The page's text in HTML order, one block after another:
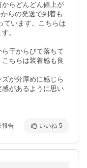
らどんどん値上が
らの発送で到着も
ています。こちらは
。
干からびて落ちて
ちらは装着感も良
が分厚めに感じら
があるように思い
報告 いいね 5